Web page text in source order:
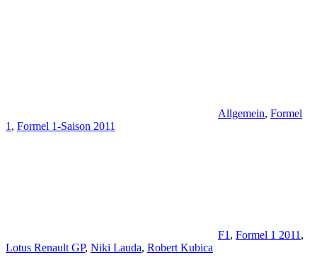
Allgemein, Formel
1 , Formel 1-Saison 2011
F1 , Formel 1 2011 ,
Lotus Renault GP, Niki Lauda, Robert Kubica